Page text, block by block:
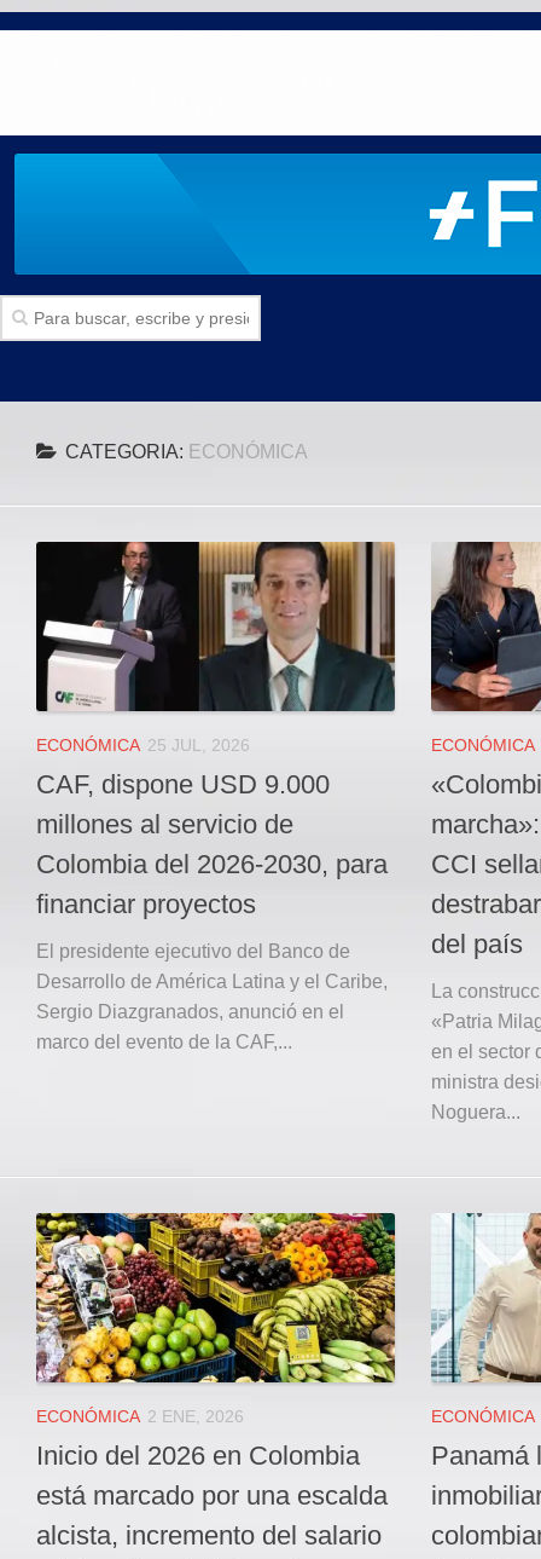
Politica
Local
Deportes
JUDICIAL
ÁREA METROPOLITANA
REGIONAL
DEPARTAMENTAL
Internacional
OPINIÓN
Contactenos
facebook
Twitter
Instagram
Registro ISSN: 2711-3299
CATEGORIA: ECONÓMICA
ECONÓMICA 25 JUL, 2026
CAF, dispone USD 9.000
millones al servicio de
Colombia del 2026-2030, para
financiar proyectos
El presidente ejecutivo del Banco de
Desarrollo de América Latina y el Caribe,
Sergio Diazgranados, anunció en el
marco del evento de la CAF,...
ECONÓMICA
CCI
del país
La
«Patria
en el sector
ministra
Noguera...
ECONÓMICA 2 ENE, 2026
Inicio del 2026 en Colombia
está marcado por una escalda
alcista, incremento del salario
ECONÓMICA
Panamá